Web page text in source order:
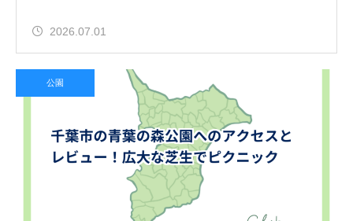
2026.07.01
公園